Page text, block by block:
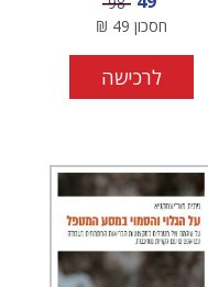
חסכון 49
₪
לרכישה